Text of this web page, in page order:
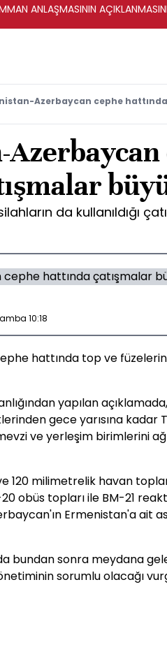
ANLAŞMASININ
Azerbaycan cephe
da kullanıldığı
10:18
hattında top ve füzelerin
yapılan
gece yarısına kadar
ve yerleşim birimlerini
120 milimetrelik havan
obüs topları ile BM-21
Ermenistan'a ait
bundan sonra meydana
sorumlu olacağı